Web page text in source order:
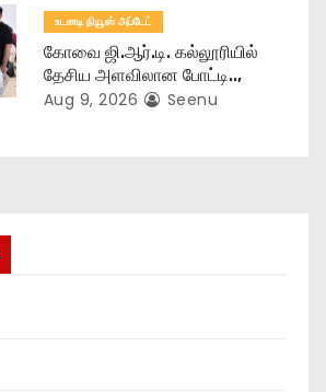
உடனடி நியூஸ் அப்டேட்
கோவை ஜி.ஆர்.டி. கல்லூரியில்
தேசிய அளவிலான போட்டி..,
Aug 9, 2026 Seenu